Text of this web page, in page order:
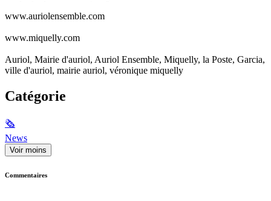
www.auriolensemble.com
www.miquelly.com
Auriol, Mairie d'auriol, Auriol Ensemble, Miquelly, la Poste, Garcia,
ville d'auriol, mairie auriol, véronique miquelly
Catégorie
🗞
News
Voir moins
Commentaires